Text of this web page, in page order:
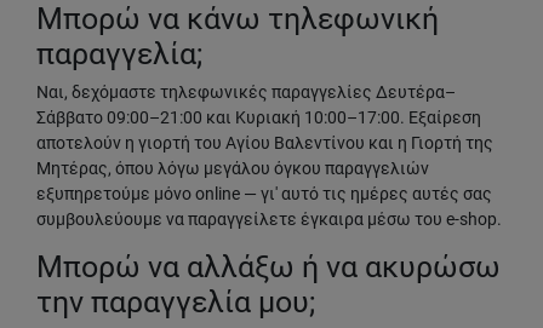
Μπορώ να κάνω τηλεφωνική
παραγγελία;
Ναι, δεχόμαστε τηλεφωνικές παραγγελίες Δευτέρα–
Σάββατο 09:00–21:00 και Κυριακή 10:00–17:00. Εξαίρεση
αποτελούν η γιορτή του Αγίου Βαλεντίνου και η Γιορτή της
Μητέρας, όπου λόγω μεγάλου όγκου παραγγελιών
εξυπηρετούμε μόνο online — γι' αυτό τις ημέρες αυτές σας
συμβουλεύουμε να παραγγείλετε έγκαιρα μέσω του e-shop.
Μπορώ να αλλάξω ή να ακυρώσω
την παραγγελία μου;